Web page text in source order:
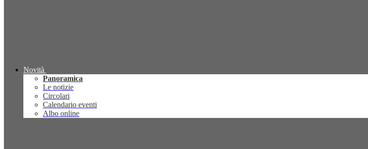
Novità
Panoramica
Le notizie
Circolari
Calendario eventi
Albo online